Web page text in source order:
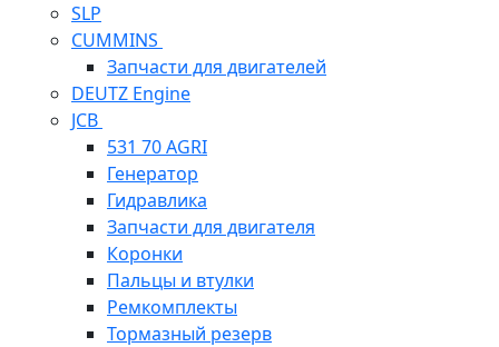
SLP
CUMMINS
Запчасти для двигателей
DEUTZ Engine
JCB
531 70 AGRI
Генератор
Гидравлика
Запчасти для двигателя
Коронки
Пальцы и втулки
Ремкомплекты
Тормазный резерв